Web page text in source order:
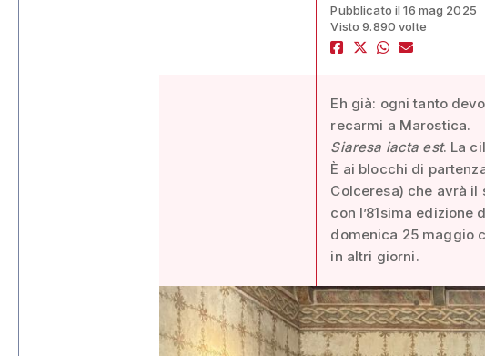
Pubblicato il 16 mag 2025
Visto 9.890 volte
Eh già: ogni tanto
recarmi a Marostica.
Siaresa iacta est. La
È ai blocchi di
Colceresa) che avrà il
con l’81sima edizione
domenica 25 maggio
in altri giorni.